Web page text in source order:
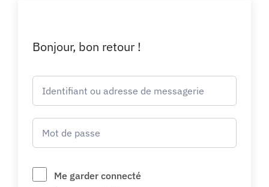
Bonjour, bon retour !
Me garder connecté